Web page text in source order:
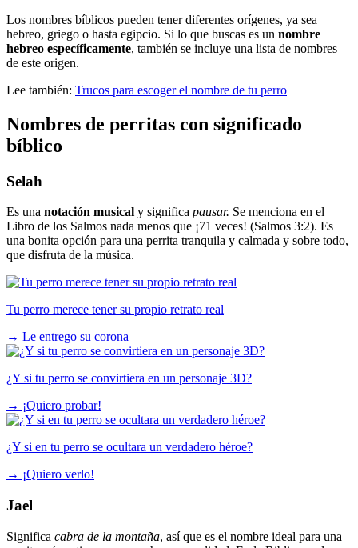
Los nombres bíblicos pueden tener diferentes orígenes, ya sea
hebreo, griego o hasta egipcio. Si lo que buscas es un nombre
hebreo específicamente, también se incluye una lista de nombres
de este origen.
Lee también: Trucos para escoger el nombre de tu perro
Nombres de perritas con significado
bíblico
Selah
Es una notación musical y significa pausar. Se menciona en el
Libro de los Salmos nada menos que ¡71 veces! (Salmos 3:2). Es
una bonita opción para una perrita tranquila y calmada y sobre todo,
que disfruta de la música.
Tu perro merece tener su propio retrato real
→ Le entrego su corona
¿Y si tu perro se convirtiera en un personaje 3D?
→ ¡Quiero probar!
¿Y si en tu perro se ocultara un verdadero héroe?
→ ¡Quiero verlo!
Jael
Significa cabra de la montaña, así que es el nombre ideal para una